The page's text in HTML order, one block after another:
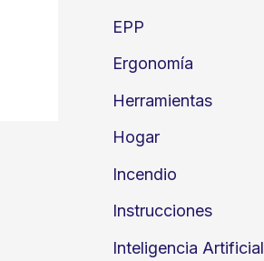
EPP
Ergonomía
Herramientas
Hogar
Incendio
Instrucciones
Inteligencia Artificial